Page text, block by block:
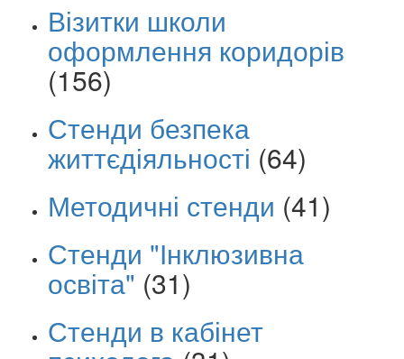
Візитки школи
оформлення коридорів
(156)
Стенди безпека
життєдіяльності (64)
Методичні стенди (41)
Стенди "Інклюзивна
освіта" (31)
Стенди в кабінет